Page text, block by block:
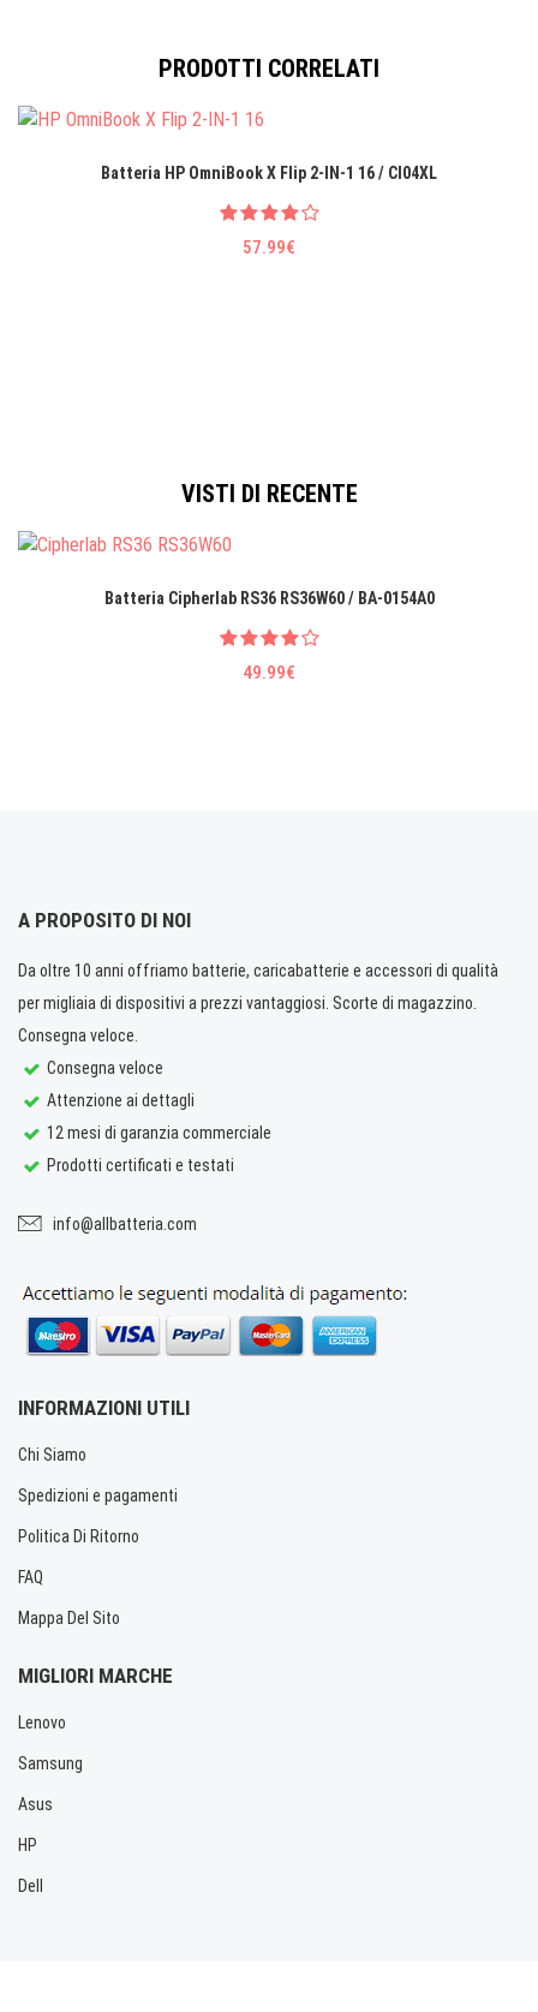
PRODOTTI CORRELATI
Batteria HP OmniBook X Flip 2-IN-1 16 / CI04XL
57.99€
VISTI DI RECENTE
Batteria Cipherlab RS36 RS36W60 / BA-0154A0
49.99€
A PROPOSITO DI NOI
Da oltre 10 anni offriamo batterie, caricabatterie e accessori di qualità
per migliaia di dispositivi a prezzi vantaggiosi. Scorte di magazzino.
Consegna veloce.
Consegna veloce
Attenzione ai dettagli
12 mesi di garanzia commerciale
Prodotti certificati e testati
info@allbatteria.com
INFORMAZIONI UTILI
Chi Siamo
Spedizioni e pagamenti
Politica Di Ritorno
FAQ
Mappa Del Sito
MIGLIORI MARCHE
Lenovo
Samsung
Asus
HP
Dell